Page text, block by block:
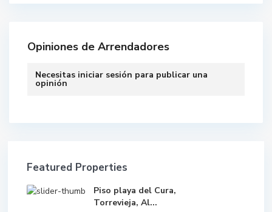
Opiniones de Arrendadores
Necesitas iniciar sesión para publicar una
opinión
Featured Properties
Piso playa del Cura,
Torrevieja, Al...